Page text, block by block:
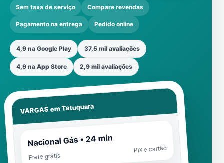
Sem taxa de serviço Compare revendas
Pagamento na entrega Pedido online
4,9 na Google Play 37,5 mil avaliações
4,9 na App Store 2,9 mil avaliações
VARGAS emTatuquara
Nacional Gás • 24 min
Frete grátis
Pix e cartão